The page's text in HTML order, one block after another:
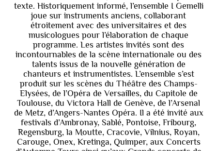
texte. Historiquement informé, l’ensemble I Gemelli
joue sur instruments anciens, collaborant
étroitement avec des universitaires et des
musicologues pour l’élaboration de chaque
programme. Les artistes invités sont des
incontournables de la scène internationale ou des
talents issus de la nouvelle génération de
chanteurs et instrumentistes. L’ensemble s’est
produit sur les scènes du Théâtre des Champs-
Elysées, de l’Opéra de Versailles, du Capitole de
Toulouse, du Victora Hall de Genève, de l’Arsenal
de Metz, d’Angers-Nantes Opéra. Il a été invité aux
festivals d’Ambronay, Sablé, Pontoise, Fribourg,
Regensburg, la Moutte, Cracovie, Vilnius, Royan,
Carouge, Onex, Kretinga, Quimper, aux Concerts